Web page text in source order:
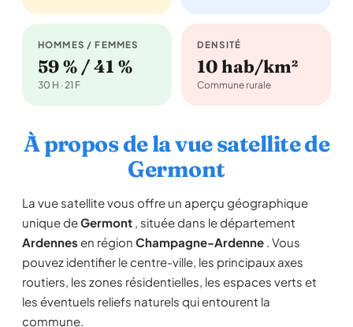
HOMMES / FEMMES
59 % / 41 %
30 H · 21 F
DENSITÉ
10 hab/km²
Commune rurale
À propos de la vue satellite de
Germont
La vue satellite vous offre un aperçu géographique
unique deGermont , située dans le département
Ardennes en région Champagne-Ardenne . Vous
pouvez identifier le centre-ville, les principaux axes
routiers, les zones résidentielles, les espaces verts et
les éventuels reliefs naturels qui entourent la
commune.